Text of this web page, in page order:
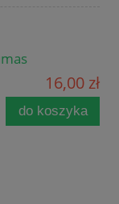
16,00 zł
do koszyka